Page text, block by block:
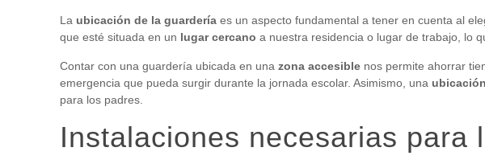
La ubicación de la guardería es un aspecto fundamental a tener en cuenta al
que esté situada en un lugar cercano a nuestra residencia o lugar de trabajo, lo
Contar con una guardería ubicada en unazona accesible nos permite ahorrar
emergencia que pueda surgir durante la jornada escolar. Asimismo, una
para los padres.
Instalaciones necesarias para